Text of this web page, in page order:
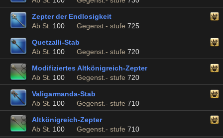
Zepter der Endlosigkeit
Ab St. 100 Gegenst.- stufe 725
Quetzalli-Stab
Ab St. 100 Gegenst.- stufe 720
Modifiziertes Altkönigreich-Zepter
Ab St. 100 Gegenst.- stufe 720
Valigarmanda-Stab
Ab St. 100 Gegenst.- stufe 710
Altkönigreich-Zepter
Ab St. 100 Gegenst.- stufe 710